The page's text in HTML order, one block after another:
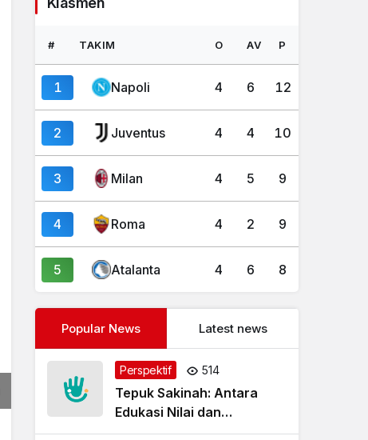
# TAKIM O AV P
1 Napoli 4 6 12
2 Juventus 4 4 10
3 Milan 4 5 9
4 Roma 4 2 9
5 Atalanta 4 6 8
Popular News Latest news
Perspektif 514
Tepuk Sakinah: Antara
Edukasi Nilai dan
Simplifikasi Masalah